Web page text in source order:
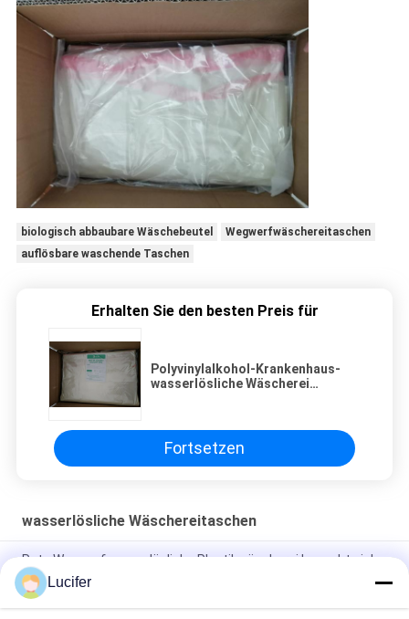
biologisch abbaubare Wäschebeutel
Wegwerfwäschereitaschen
auflösbare waschende Taschen
Erhalten Sie den besten Preis für
Polyvinylalkohol-Krankenhaus-
wasserlösliche Wäscherei
Sondergröße
Fortsetzen
wasserlösliche Wäschereitaschen
Rote Wegwerfwasserlösliche Plastikwäscherei bauscht sich
für medizinisches/Krankenhaus
Wegwerf-wasserlösliche Wäscherei-Tasche PVA,
Lucifer